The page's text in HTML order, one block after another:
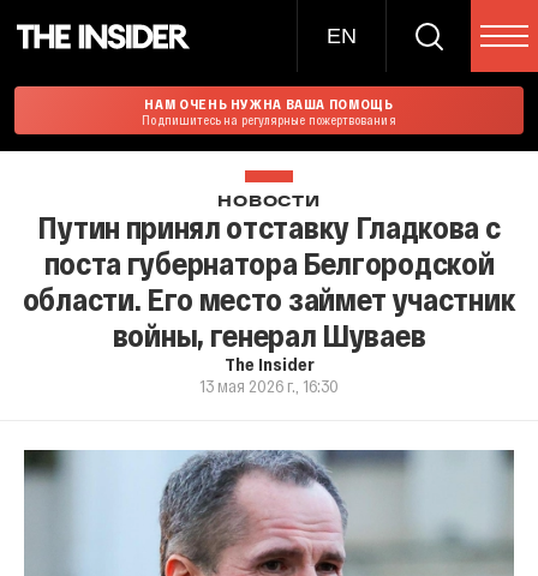
EN
НАМ ОЧЕНЬ НУЖНА ВАША ПОМОЩЬ
Подпишитесь на регулярные пожертвования
НОВОСТИ
Путин принял отставку Гладкова с
поста губернатора Белгородской
области. Его место займет участник
войны, генерал Шуваев
The Insider
13 мая 2026 г., 16:30